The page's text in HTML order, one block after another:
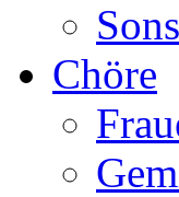
Chöre